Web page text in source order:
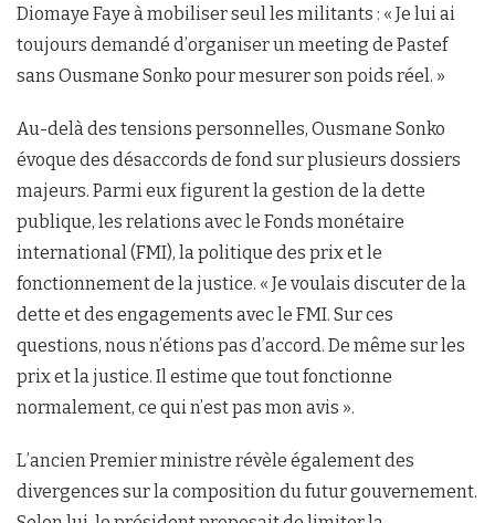
Diomaye Faye à mobiliser seul les militants : « Je lui ai
toujours demandé d’organiser un meeting de Pastef
sans Ousmane Sonko pour mesurer son poids réel. »
Au-delà des tensions personnelles, Ousmane Sonko
évoque des désaccords de fond sur plusieurs dossiers
majeurs. Parmi eux figurent la gestion de la dette
publique, les relations avec le Fonds monétaire
international (FMI), la politique des prix et le
fonctionnement de la justice. « Je voulais discuter de la
dette et des engagements avec le FMI. Sur ces
questions, nous n’étions pas d’accord. De même sur les
prix et la justice. Il estime que tout fonctionne
normalement, ce qui n’est pas mon avis ».
L’ancien Premier ministre révèle également des
divergences sur la composition du futur gouvernement.